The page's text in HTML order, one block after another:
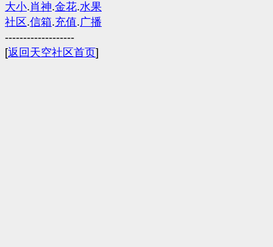
大小.肖神.金花.水果
社区 .信箱.充值.广播
-------------------
[返回天空社区首页]